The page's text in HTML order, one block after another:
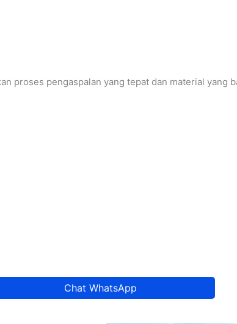
proses pengaspalan yang tepat dan material yang
Chat WhatsApp